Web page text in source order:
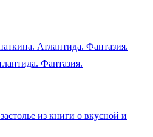
Фантазия.